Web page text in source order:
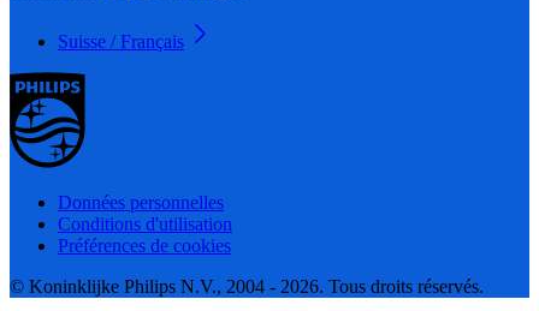
Suisse / Français
Données personnelles
Conditions d'utilisation
Préférences de cookies
© Koninklijke Philips N.V., 2004 - 2026. Tous droits réservés.